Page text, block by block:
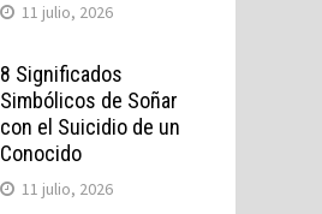
11 julio, 2026
8 Significados
Simbólicos de Soñar
con el Suicidio de un
Conocido
11 julio, 2026